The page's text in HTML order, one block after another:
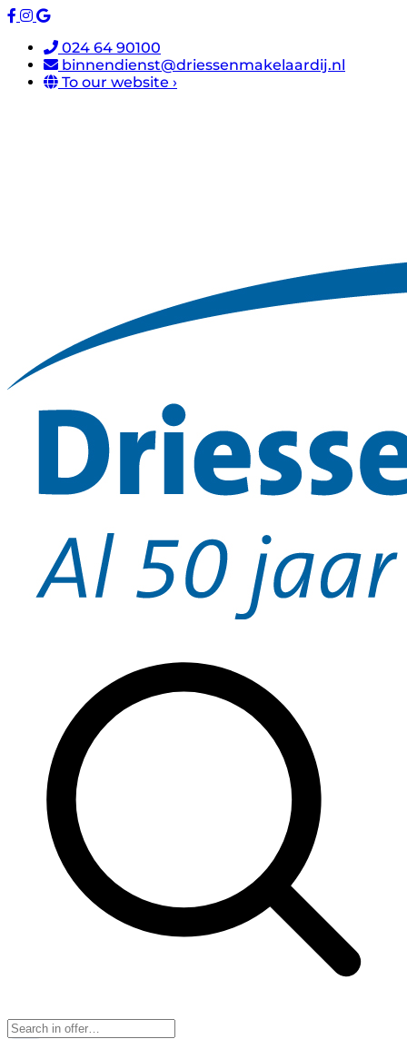
024 64 90100
binnendienst@driessenmakelaardij.nl
To our website ›